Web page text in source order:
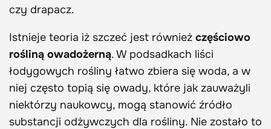
czy drapacz.
Istnieje teoria iż szczeć jest również częściowo
rośliną owadożerną. W podsadkach liści
łodygowych rośliny łatwo zbiera się woda, a w
niej często topią się owady, które jak zauważyli
niektórzy naukowcy, mogą stanowić źródło
substancji odżywczych dla rośliny. Nie zostało to